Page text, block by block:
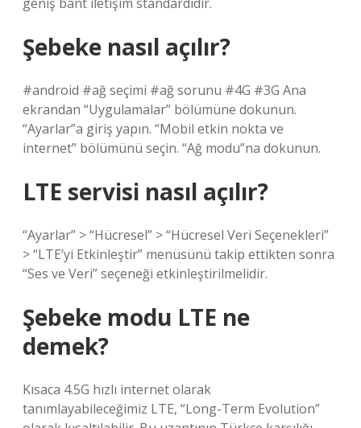
Şebeke nasıl açılır?
#android #ağ seçimi #ağ sorunu #4G #3G Ana
ekrandan “Uygulamalar” bölümüne dokunun.
“Ayarlar”a giriş yapın. “Mobil etkin nokta ve
internet” bölümünü seçin. “Ağ modu”na dokunun.
LTE servisi nasıl açılır?
“Ayarlar” > “Hücresel” > “Hücresel Veri Seçenekleri”
> “LTE’yi Etkinleştir” menüsünü takip ettikten sonra
“Ses ve Veri” seçeneği etkinleştirilmelidir.
Şebeke modu LTE ne
demek?
Kısaca 4.5G hızlı internet olarak
tanımlayabileceğimiz LTE, “Long-Term Evolution”